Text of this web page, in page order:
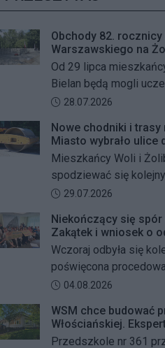
Obchody 82.
Warszawskiego na
Bielanach
Od 29 lipca
Bielan będą mogli
szeregu kolejnych
Powstania
żołnierzy Armii
„Żywiciel”. W
się akcje
pamięci, uroczystości
spotkania z
wspólne oddanie
Data dodania artykułu:
28.07.2026
Nowe chodniki i trasy
Miasto wybrało ulice
Mieszkańcy Woli i
spodziewać się
miejskiej przestrzeni.
dróg dla rowerów na
ulicach obu dzielnic.
mają zostać wybrani w
wszystkie prace mają
się jeszcze w tym roku.
Data dodania artykułu:
29.07.2026
Niekończący się spór
Zakątek i wniosek o
przewodniczącego
Dzielnicy
Wczoraj odbyła się
poświęcona
obywatelskiego
zaniechania budowy
przedszkolno-
Data dodania artykułu:
04.08.2026
WSM chce budować
Włościańskiej.
wykazała problemy z
Przedszkole nr 361